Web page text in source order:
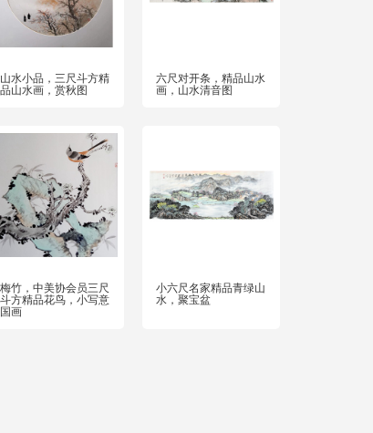
山水小品，三尺斗方精
品山水画，赏秋图
六尺对开条，精品山水
画，山水清音图
梅竹，中美协会员三尺
斗方精品花鸟，小写意
国画
小六尺名家精品青绿山
水，聚宝盆